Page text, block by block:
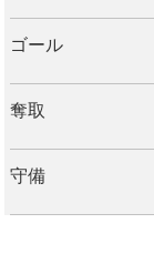
ゴール
奪取
守備